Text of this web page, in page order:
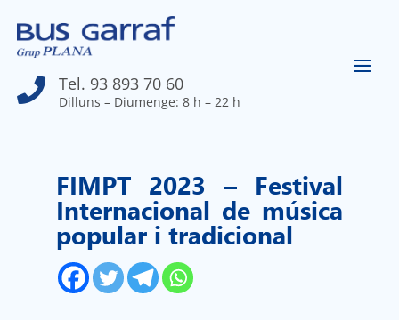
 Tel. 93 893 70 60
Dilluns – Diumenge: 8 h – 22 h
FIMPT 2023 – Festival
Internacional de música
popular i tradicional